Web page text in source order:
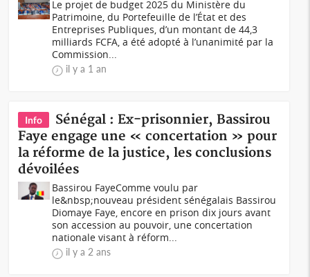
Le projet de budget 2025 du Ministère du
Patrimoine, du Portefeuille de l’État et des
Entreprises Publiques, d’un montant de 44,3
milliards FCFA, a été adopté à l’unanimité par la
Commission...
il y a 1 an
Info
Sénégal : Ex-prisonnier, Bassirou
Faye engage une « concertation » pour
la réforme de la justice, les conclusions
dévoilées
Bassirou FayeComme voulu par
le&nbsp;nouveau président sénégalais Bassirou
Diomaye Faye, encore en prison dix jours avant
son accession au pouvoir, une concertation
nationale visant à réform...
il y a 2 ans